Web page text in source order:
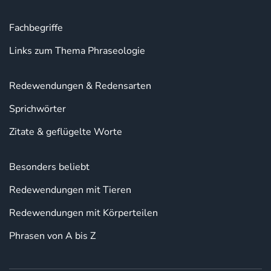
Fachbegriffe
Links zum Thema Phraseologie
Redewendungen & Redensarten
Sprichwörter
Zitate & geflügelte Worte
Besonders beliebt
Redewendungen mit Tieren
Redewendungen mit Körperteilen
Phrasen von A bis Z